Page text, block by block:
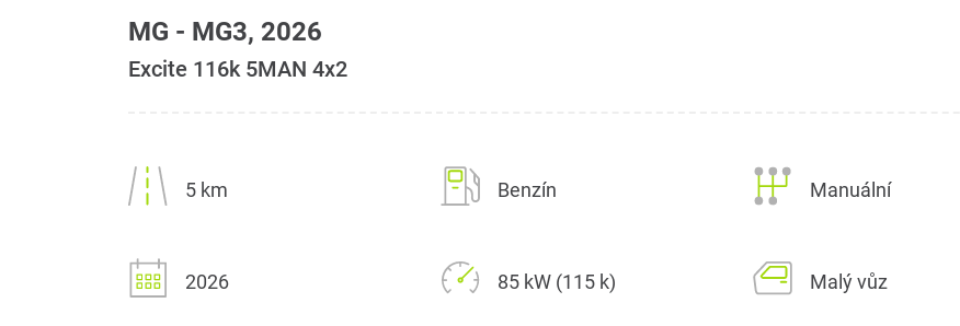
MG - MG3, 2026
Excite 116k 5MAN 4x2
5 km Benzín Manuální
2026 85 kW (115 k) Malý vůz